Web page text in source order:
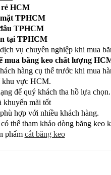
rẻ HCM
TPHCM
TPHCM
tại TPHCM
vụ chuyên nghiệp khi mua
mua băng keo chất lượng
hàng cụ thể trước khi mua
khu vực HCM.
để quý khách tha hồ lựa chọn.
khuyến mãi tốt
hợp với nhiều khách hàng.
thể tham khảo dòng băng keo
phẩm cắt băng keo